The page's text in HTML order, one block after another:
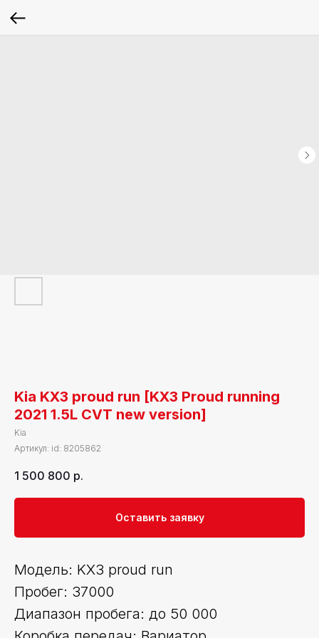
Kia KX3 proud run [KX3 Proud running
2021 1.5L CVT new version]
Kia
Артикул: id: 8205862
1 500 800 р.
Оставить заявку
Модель: KX3 proud run
Пробег: 37000
Диапазон пробега: до 50 000